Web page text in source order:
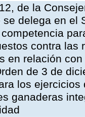
de la
delega en el
contra las
en relación
de 3 de
los
ganaderas